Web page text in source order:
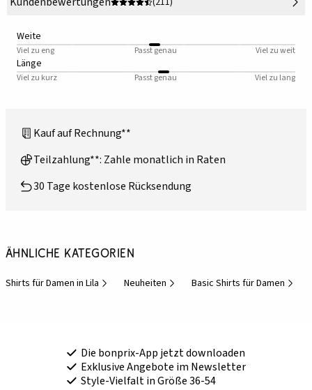
Weite
Viel zu eng Passt genau Viel zu weit
Länge
Viel zu kurz Passt genau Viel zu lang
Kauf auf Rechnung**
Teilzahlung**: Zahle monatlich in Raten
30 Tage kostenlose Rücksendung
Ähnliche Kategorien
Shirts für Damen in Lila Neuheiten Basic Shirts für Damen
Die bonprix-App jetzt downloaden
Exklusive Angebote im Newsletter
Style-Vielfalt in Größe 36-54